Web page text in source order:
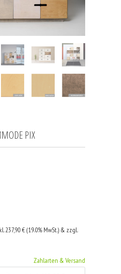
PIX
237,90 € (19.0% MwSt.) & zzgl.
Zahlarten & Versand